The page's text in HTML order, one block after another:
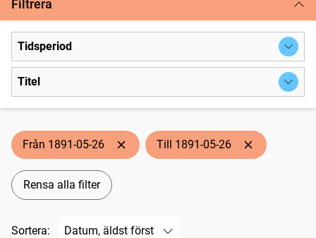
Filtrera
Tidsperiod
Titel
Från 1891-05-26 Till 1891-05-26
Rensa alla filter
Sortera: